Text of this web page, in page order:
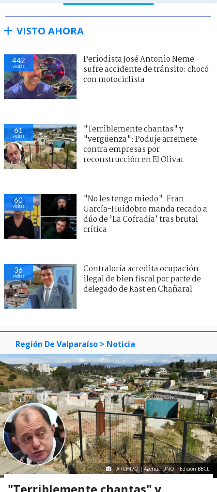
VISTO AHORA
442
visitas
Periodista José Antonio Neme
sufre accidente de tránsito: chocó
con motociclista
61
visitas
"Terriblemente chantas" y
"vergüenza": Poduje arremete
contra empresas por
reconstrucción en El Olivar
60
visitas
"No les tengo miedo": Fran
García-Huidobro manda recado a
dúo de ’La Cofradía’ tras brutal
crítica
36
visitas
Contraloría acredita ocupación
ilegal de bien fiscal por parte de
delegado de Kast en Chañaral
Región De Valparaíso > Noticia
ARCHIVO | Agencia UNO | Edición BBCL